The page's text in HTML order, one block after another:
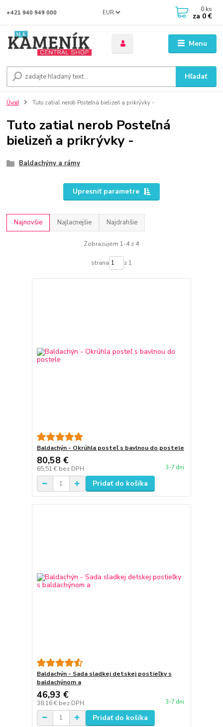
Menu
EUR
Hľadať
+421 940 949 000 0 ks
za 0 €
Úvod Tuto zatial nerob Posteľná bielizeň a prikrývky -
Tuto zatial nerob Posteľná
bielizeň a prikrývky -
Baldachýny a rámy
Upresniť parametre
Najnovšie Najlacnejšie Najdrahšie
Zobrazujem 1-4 z 4
strana z 1
Baldachýn - Okrúhla posteľ s bavlnou do postele
80,58 €
65,51 € bez DPH 3-7 dni
Pridať do košíka
Baldachýn - Sada sladkej detskej postieľky s
baldachýnom a
46,93 €
38,16 € bez DPH 3-7 dni
Pridať do košíka